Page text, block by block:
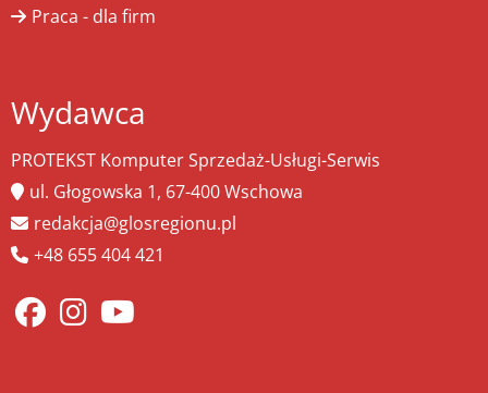
Praca - dla firm
Wydawca
PROTEKST Komputer Sprzedaż-Usługi-Serwis
ul. Głogowska 1, 67-400 Wschowa
redakcja@glosregionu.pl
+48 655 404 421